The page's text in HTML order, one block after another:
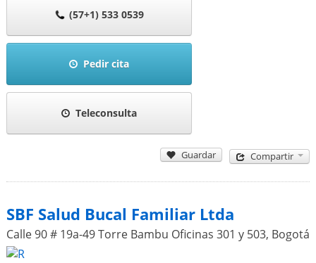
(57+1) 533 0539
Pedir cita
Teleconsulta
Guardar Compartir
SBF Salud Bucal Familiar Ltda
Calle 90 # 19a-49 Torre Bambu Oficinas 301 y 503, Bogotá